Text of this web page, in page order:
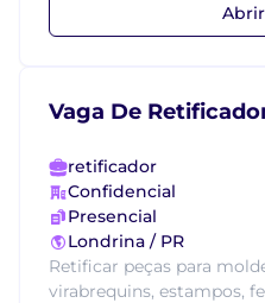
Vaga De
retificador
Confidencial
Presencial
Londrina / PR
Retificar peças para
virabrequins, estampos,